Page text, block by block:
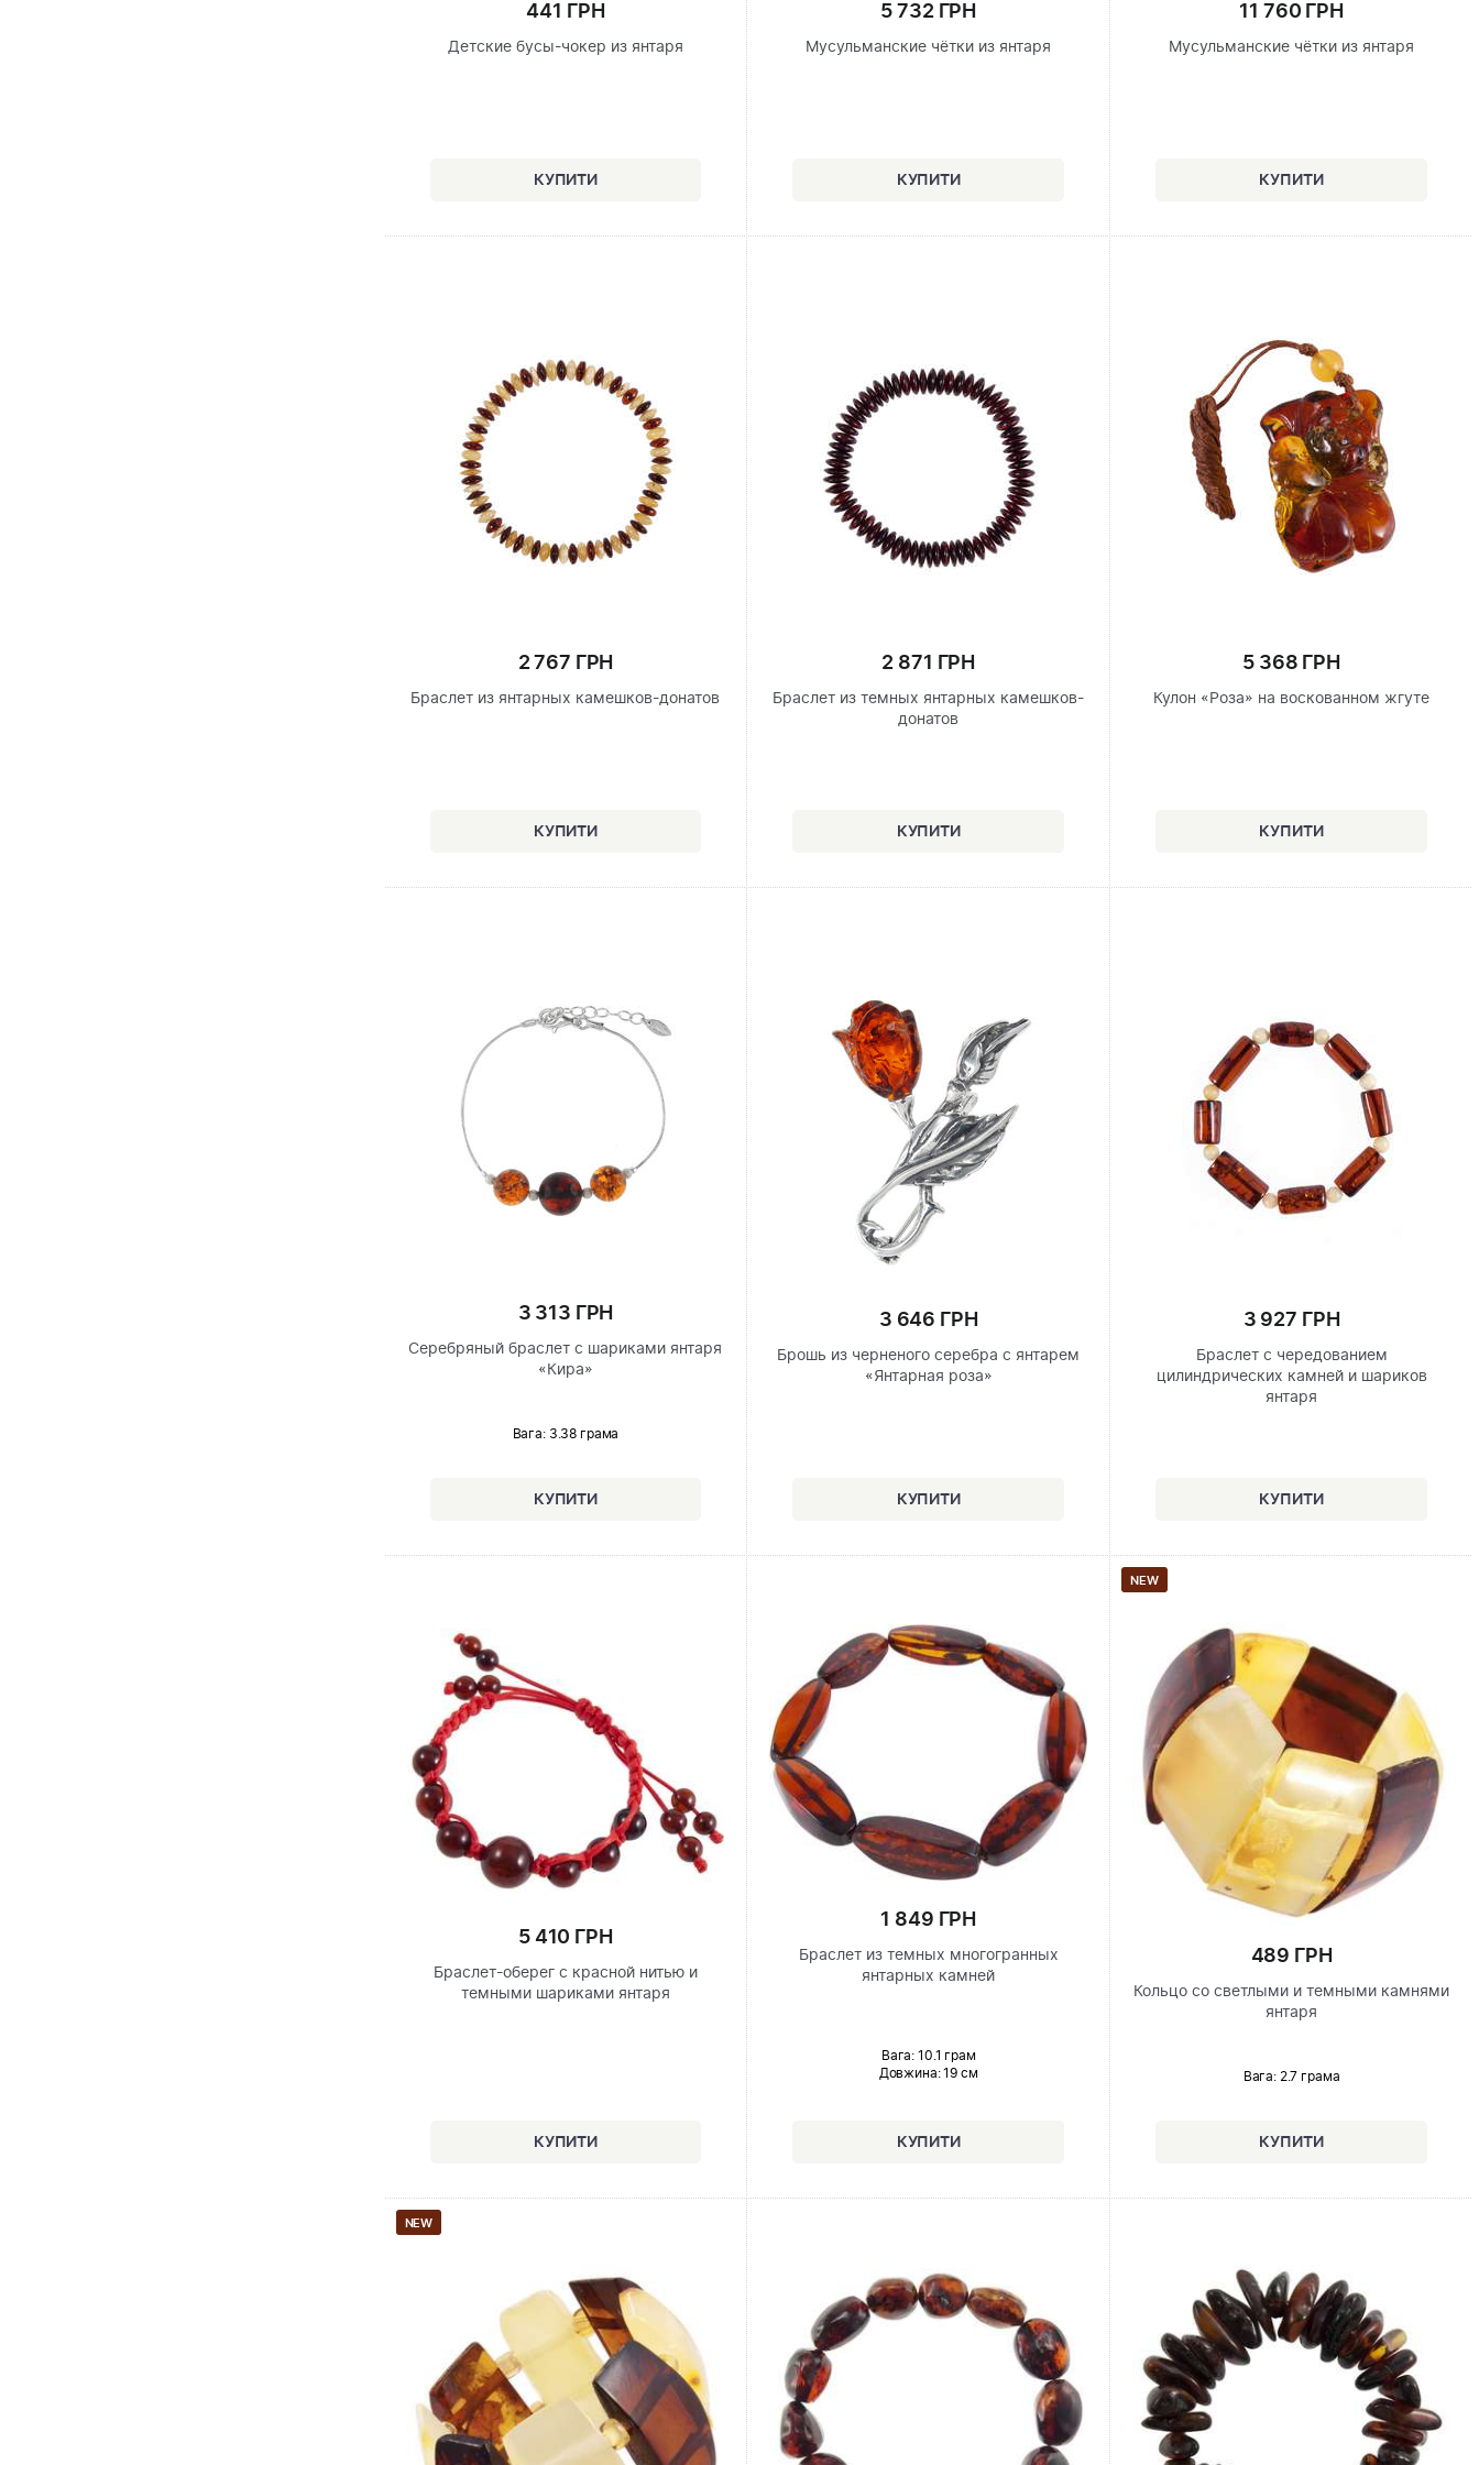
441 ГРН
Детские бусы-чокер из янтаря
5 732 ГРН
Мусульманские чётки из янтаря
11 760 ГРН
Мусульманские чётки из янтаря
2 767 ГРН
Браслет из янтарных камешков-донатов
2 871 ГРН
Браслет из темных янтарных камешков-
донатов
5 368 ГРН
Кулон «Роза» на воскованном жгуте
3 313 ГРН
Серебряный браслет с шариками янтаря
«Кира»
Вага: 3.38 грама
3 646 ГРН
Брошь из черненого серебра с янтарем
«Янтарная роза»
3 927 ГРН
Браслет с чередованием
цилиндрических камней и шариков
янтаря
5 410 ГРН
Браслет-оберег с красной нитью и
темными шариками янтаря
1 849 ГРН
Браслет из темных многогранных
янтарных камней
Вага: 10.1 грам
Довжина:19 см
NEW
489 ГРН
Кольцо со светлыми и темными камнями
янтаря
Вага: 2.7 грама
NEW